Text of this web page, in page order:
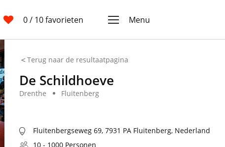
0/ 10 favorieten Menu
Terug naar de resultaatpagina
De Schildhoeve
Drenthe Fluitenberg
Fluitenbergseweg 69, 7931 PA Fluitenberg, Nederland
10 - 1000 Personen